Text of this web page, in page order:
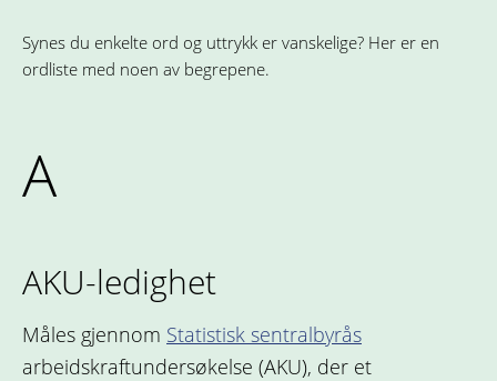
Synes du enkelte ord og uttrykk er vanskelige? Her er en
ordliste med noen av begrepene.
A
AKU-ledighet
Måles gjennom Statistisk sentralbyrås
arbeidskraftundersøkelse (AKU), der et